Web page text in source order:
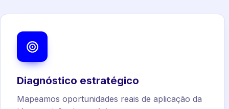
Diagnóstico estratégico
Mapeamos oportunidades reais de aplicação da